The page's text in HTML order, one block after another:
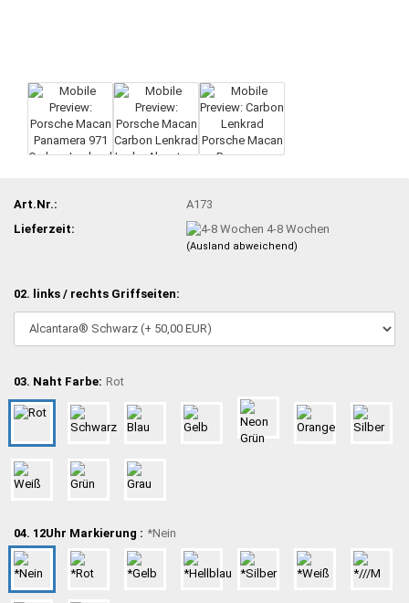
Art.Nr.:
A173
Lieferzeit:
4-8 Wochen
(Ausland abweichend)
02. links / rechts Griffseiten:
03. Naht Farbe: Rot
04. 12Uhr Markierung : *Nein